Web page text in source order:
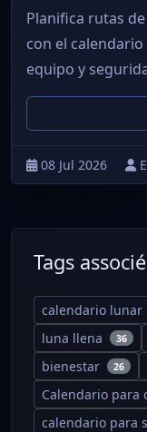
Planifica rutas
con el
equipo y
08 Jul 2026
Tags
calendario lunar
luna llena 36
bienestar 26
Calendario para
calendario para